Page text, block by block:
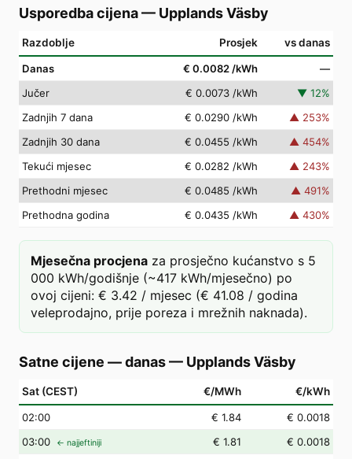
Usporedba cijena— Upplands Väsby
Razdoblje Prosjek vs danas
Danas € 0.0082 /kWh
—
Jučer
€ 0.0073 /kWh ▼ 12%
Zadnjih 7 dana
€ 0.0290 /kWh ▲ 253%
Zadnjih 30 dana
€ 0.0455 /kWh ▲ 454%
Tekući mjesec
€ 0.0282 /kWh ▲ 243%
Prethodni mjesec
€ 0.0485 /kWh ▲ 491%
Prethodna godina
€ 0.0435 /kWh ▲ 430%
Mjesečna procjena za prosječno kućanstvo s 5
000 kWh/godišnje (~417 kWh/mjesečno) po
ovoj cijeni: € 3.42 / mjesec (€ 41.08 / godina
veleprodajno, prije poreza i mrežnih naknada).
Satne cijene — danas— Upplands Väsby
Sat (CEST) €/MWh €/kWh
02:00 € 1.84
€ 0.0018
03:00 ← najjeftiniji € 1.81
€ 0.0018